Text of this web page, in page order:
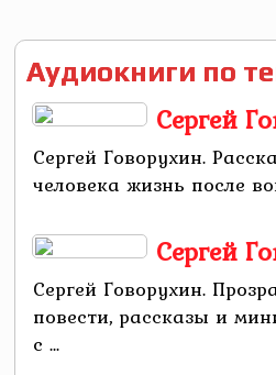
Аудиокниги по
Сергей
Сергей Говорухин.
человека жизнь после
Сергей
Сергей Говорухин.
повести, рассказы и
с ...